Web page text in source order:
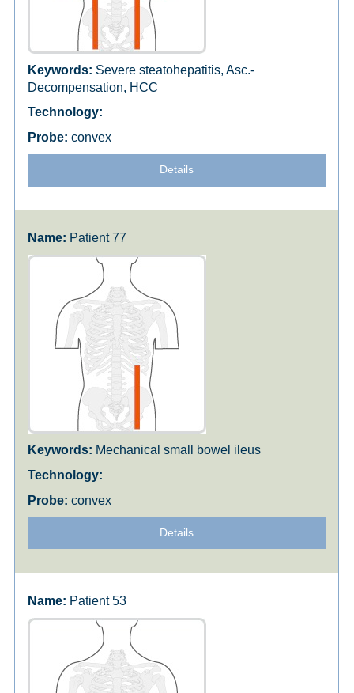
Severe steatohepatitis, Asc.-
Decompensation, HCC
convex
Details
Patient 77
Mechanical small bowel ileus
convex
Details
Patient 53